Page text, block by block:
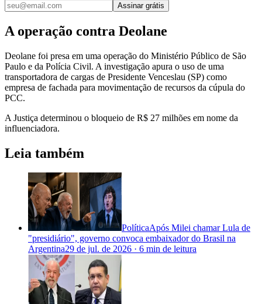
Assinar grátis
A operação contra Deolane
Deolane foi presa em uma operação do Ministério Público de São
Paulo e da Polícia Civil. A investigação apura o uso de uma
transportadora de cargas de Presidente Venceslau (SP) como
empresa de fachada para movimentação de recursos da cúpula do
PCC.
A Justiça determinou o bloqueio de R$ 27 milhões em nome da
influenciadora.
Leia também
PolíticaApós Milei chamar Lula de
"presidiário", governo convoca embaixador do Brasil na
Argentina29 de jul. de 2026 · 6 min de leitura